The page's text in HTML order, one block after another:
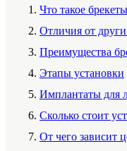
Что такое
Отличия от
Преимущества
Этапы установки
Имплантаты для
Сколько стоит
От чего зависит